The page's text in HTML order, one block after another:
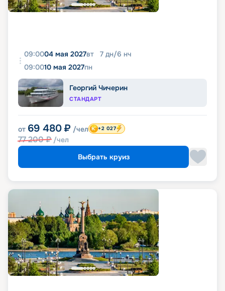
09:0004 мая 2027вт 7 дн/6 нч
09:0010 мая 2027пн
Георгий Чичерин
СТАНДАРТ
от 69 480 ₽ /чел
77 200₽ /чел
+2 027
Выбрать круиз